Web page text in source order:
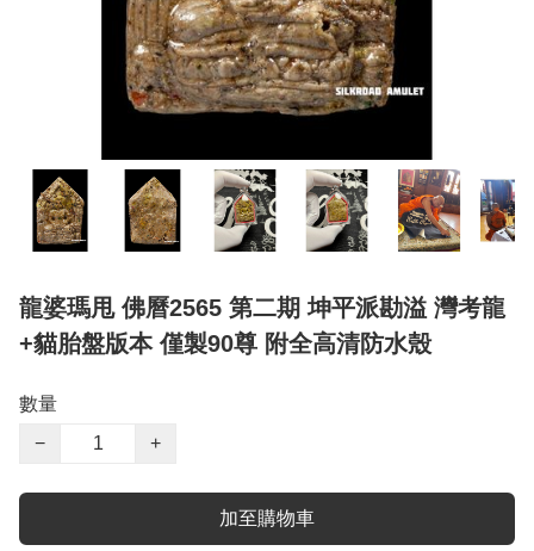
龍婆瑪甩 佛曆2565 第二期 坤平派勘溢 灣考龍
+貓胎盤版本 僅製90尊 附全高清防水殼
數量
−
+
加至購物車